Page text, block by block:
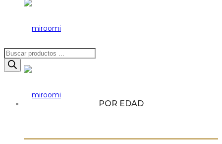
Búsqueda
de
productos
POR EDAD